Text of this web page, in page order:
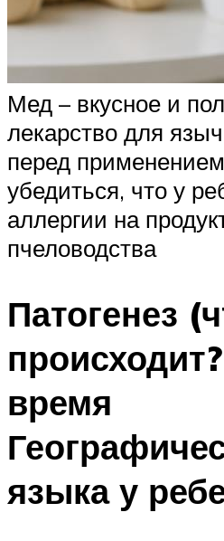
Мед – вкусное и
лекарство для
перед
убедиться, что у
аллергии на
пчеловодства
Патогенез
время
языка у